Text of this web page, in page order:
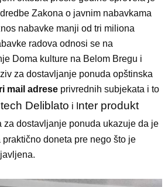
Zakona o javnim nabavkama
nabavke manji od tri miliona
radova odnosi se na
Doma kulture na Belom Bregu i
za dostavljanje ponuda opštinska
mail adrese privrednih subjekata i to
Deliblato i I nter produkt
za dostavljanje ponuda ukazuje da je
doneta pre nego što je